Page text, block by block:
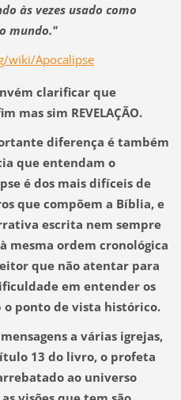
às vezes usado como
mundo."
wiki/Apocalipse
clarificar que
mas sim REVELAÇÃO.
diferença é também
que entendam o
é dos mais difíceis de
que compõem a Bíblia, e
escrita nem sempre
mesma ordem cronológica
que não atentar para
em entender os
ponto de vista histórico.
a várias igrejas,
13 do livro, o profeta
ao universo